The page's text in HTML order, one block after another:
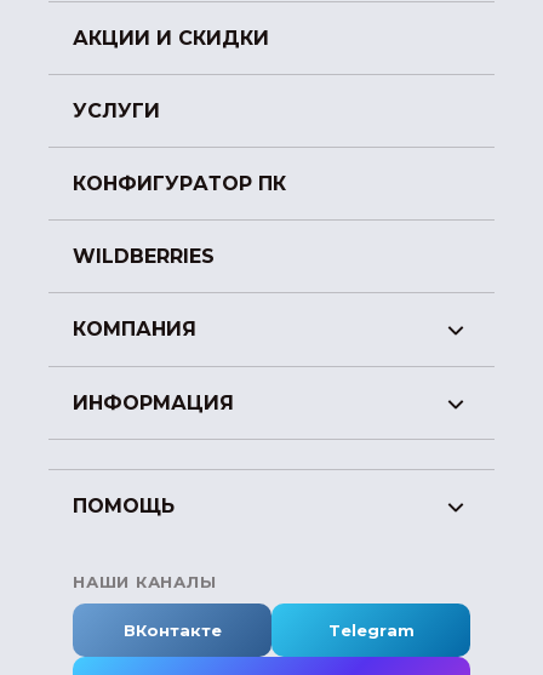
АКЦИИ И СКИДКИ
УСЛУГИ
КОНФИГУРАТОР ПК
WILDBERRIES
КОМПАНИЯ
ИНФОРМАЦИЯ
ПОМОЩЬ
НАШИ КАНАЛЫ
ВКонтакте Telegram